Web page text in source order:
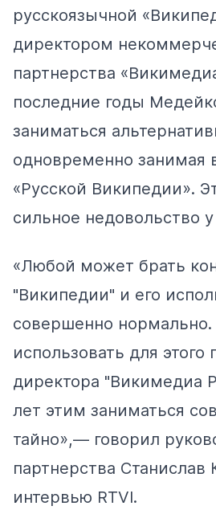
русскоязычной
директором
партнерства
последние годы
заниматься
одновременно занимая
«Русской Википедии».
сильное недовольство у
«Любой может брать
"Википедии" и его
совершенно
использовать для этого
директора "Викимедиа
лет этим заниматься
тайно»,— говорил
партнерства Станислав
интервью RTVI.